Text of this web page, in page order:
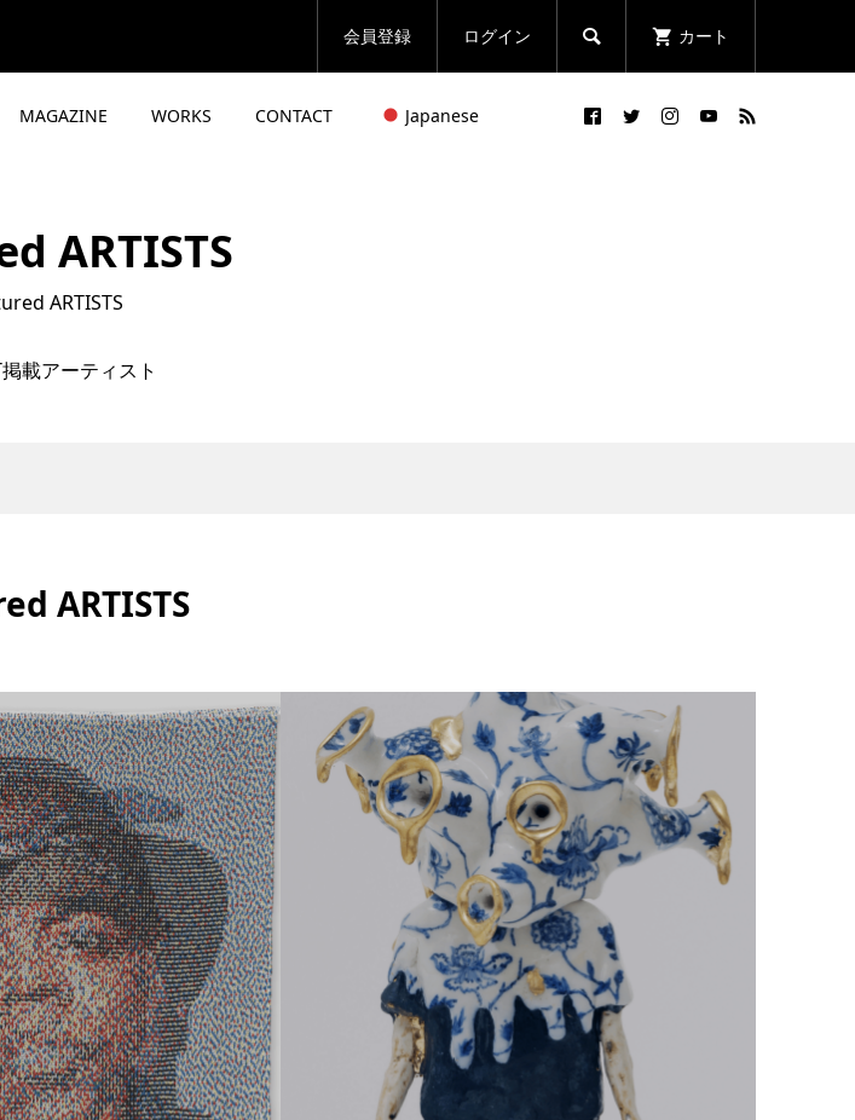
会員登録 ログイン  カート
MAGAZINE WORKS CONTACT Japanese
ARTISTS
ARTISTS
載アーティスト
ARTISTS